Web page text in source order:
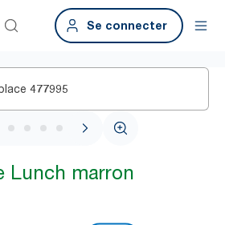
Se connecter
477995
1 / 6
Lunch marron